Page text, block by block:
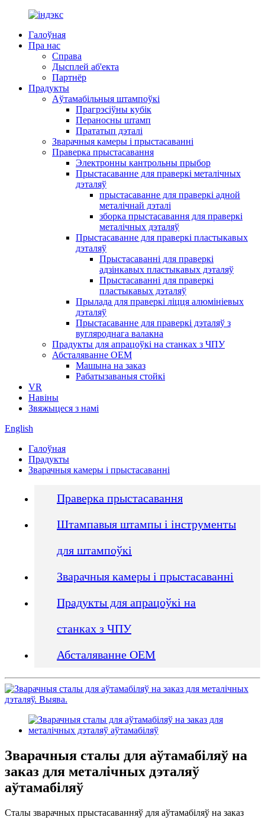
Галоўная
Пра нас
Справа
Дысплей аб'екта
Партнёр
Прадукты
Аўтамабільныя штампоўкі
Прагрэсіўны кубік
Пераносны штамп
Прататып дэталі
Зварачныя камеры і прыстасаванні
Праверка прыстасавання
Электронны кантрольны прыбор
Прыстасаванне для праверкі металічных
дэталяў
прыстасаванне для праверкі адной
металічнай дэталі
зборка прыстасавання для праверкі
металічных дэталяў
Прыстасаванне для праверкі пластыкавых
дэталяў
Прыстасаванні для праверкі
адзінкавых пластыкавых дэталяў
Прыстасаванні для праверкі
пластыкавых дэталяў
Прылада для праверкі ліцця алюмініевых
дэталяў
Прыстасаванне для праверкі дэталяў з
вугляроднага валакна
Прадукты для апрацоўкі на станках з ЧПУ
Абсталяванне OEM
Машына на заказ
Рабатызаваныя стойкі
VR
Навіны
Звяжыцеся з намі
English
Галоўная
Прадукты
Зварачныя камеры і прыстасаванні
Праверка прыстасавання
Штампавыя штампы і інструменты
для штампоўкі
Зварачныя камеры і прыстасаванні
Прадукты для апрацоўкі на
станках з ЧПУ
Абсталяванне OEM
Зварачныя сталы для аўтамабіляў на
заказ для металічных дэталяў
аўтамабіляў
Сталы зварачных прыстасаванняў для аўтамабіляў на заказ